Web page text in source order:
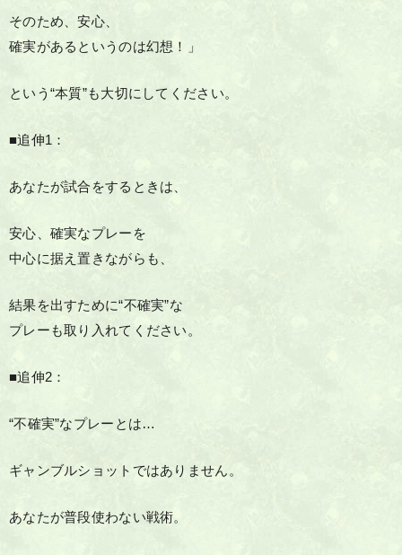
そのため、安心、
確実があるというのは幻想！」
という“本質”も大切にしてください。
■追伸1：
あなたが試合をするときは、
安心、確実なプレーを
中心に据え置きながらも、
結果を出すために“不確実”な
プレーも取り入れてください。
■追伸2：
“不確実”なプレーとは…
ギャンブルショットではありません。
あなたが普段使わない戦術。